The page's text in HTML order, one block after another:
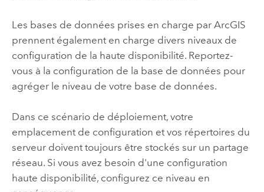
Les bases de données prises en charge par ArcGIS
prennent également en charge divers niveaux de
configuration de la haute disponibilité. Reportez-
vous à la configuration de la base de données pour
agréger le niveau de votre base de données.
Dans ce scénario de déploiement, votre
emplacement de configuration et vos répertoires du
serveur doivent toujours être stockés sur un partage
réseau. Si vous avez besoin d'une configuration
haute disponibilité, configurez ce niveau en